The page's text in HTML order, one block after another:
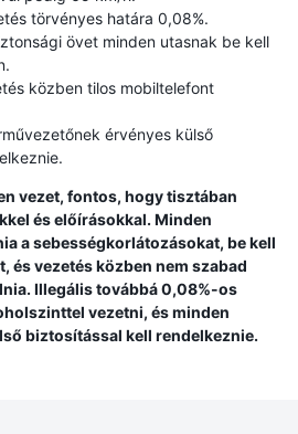
törvényes határa 0,08%.
övet minden utasnak be kell
közben tilos mobiltelefont
érvényes külső
vezet, fontos, hogy tisztában
és előírásokkal. Minden
a sebességkorlátozásokat, be kell
és vezetés közben nem szabad
Illegális továbbá 0,08%-os
vezetni, és minden
biztosítással kell rendelkeznie.